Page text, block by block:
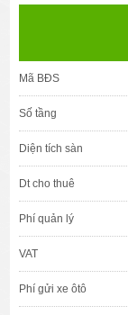
Mã BĐS
Số tầng
Diện tích sàn
Dt cho thuê
Phí quản lý
VAT
Phí gửi xe ôtô